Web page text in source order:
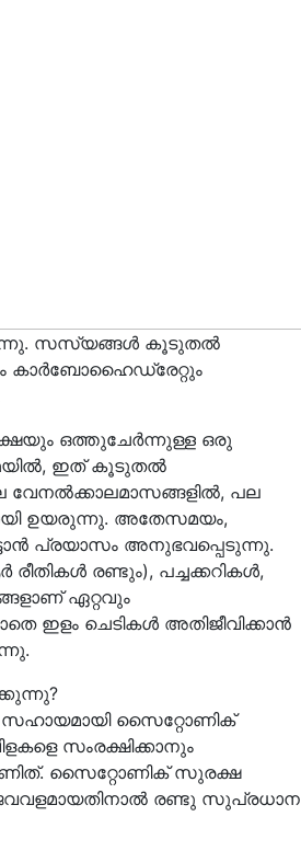
സസ്യങ്ങൾ കൂടുതൽ
ഒത്തുചേർന്നുള്ള ഒരു
ഇത് കൂടുതൽ
വേനൽക്കാലമാസങ്ങളിൽ, പല
ഉയരുന്നു. അതേസമയം,
പ്രയാസം അനുഭവപ്പെടുന്നു.
രണ്ടും), പച്ചക്കറികൾ,
ഏറ്റവും
ഇളം ചെടികൾ അതിജീവിക്കാൻ
സഹായമായി സൈറ്റോണിക്
സംരക്ഷിക്കാനും
സൈറ്റോണിക് സുരക്ഷ
രണ്ടു സുപ്രധാന